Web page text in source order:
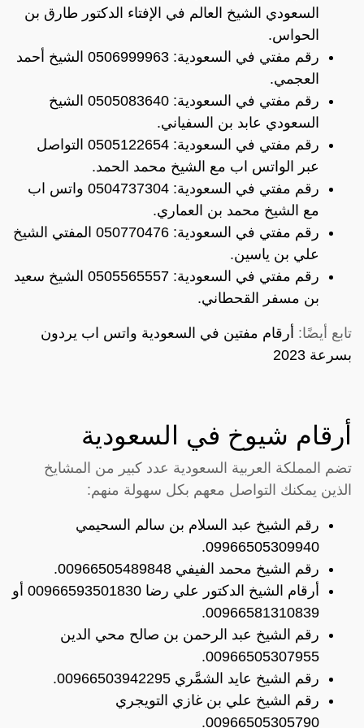
السعودي الشيخ العالم في الإفتاء الدكتور طارق بن
الحواس.
رقم مفتي في السعودية: 0506999963 الشيخ أحمد
العجمي.
رقم مفتي في السعودية: 0505083640 الشيخ
السعودي عابد بن السفياني.
رقم مفتي في السعودية: 0505122654 التواصل
عبر الواتس اب مع الشيخ محمد الحمد.
رقم مفتي في السعودية: 0504737304 واتس اب
مع الشيخ محمد بن العماري.
رقم مفتي في السعودية: 050770476 المفتي الشيخ
علي بن ياسين.
رقم مفتي في السعودية: 0505565557 الشيخ سعيد
بن مسفر القحطاني.
تابع أيضًا: أرقام مفتين في السعودية واتس اب يردون
بسرعة 2023
أرقام شيوخ في السعودية
تضم المملكة العربية السعودية عدد كبير من المشايخ
الذين يمكنك التواصل معهم بكل سهولة منهم:
رقم الشيخ عبد السلام بن سالم السحيمي
09966505309940.
رقم الشيخ محمد الفيفي 00966505489848.
أرقام الشيخ الدكتور علي رضا 00966593501830 أو
00966581310839.
رقم الشيخ عبد الرحمن بن صالح محي الدين
00966505307955.
رقم الشيخ عايد الشمَّري 00966503942295.
رقم الشيخ علي بن غازي التويجري
00966505305790.